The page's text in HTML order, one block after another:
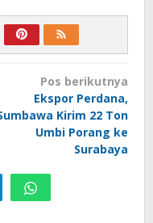
Pos berikutnya
Ekspor Perdana,
Kirim 22 Ton
Umbi Porang ke
Surabaya